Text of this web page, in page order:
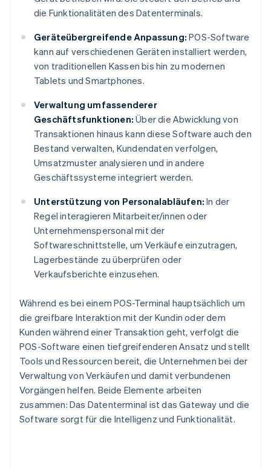
die Funktionalitäten des Datenterminals.
Geräteübergreifende Anpassung: POS-Software
kann auf verschiedenen Geräten installiert werden,
von traditionellen Kassen bis hin zu modernen
Tablets und Smartphones.
Verwaltung umfassenderer
Geschäftsfunktionen: Über die Abwicklung von
Transaktionen hinaus kann diese Software auch den
Bestand verwalten, Kundendaten verfolgen,
Umsatzmuster analysieren und in andere
Geschäftssysteme integriert werden.
Unterstützung von Personalabläufen: In der
Regel interagieren Mitarbeiter/innen oder
Unternehmenspersonal mit der
Softwareschnittstelle, um Verkäufe einzutragen,
Lagerbestände zu überprüfen oder
Verkaufsberichte einzusehen.
Während es bei einem POS-Terminal hauptsächlich um
die greifbare Interaktion mit der Kundin oder dem
Kunden während einer Transaktion geht, verfolgt die
POS-Software einen tiefgreifenderen Ansatz und stellt
Tools und Ressourcen bereit, die Unternehmen bei der
Verwaltung von Verkäufen und damit verbundenen
Vorgängen helfen. Beide Elemente arbeiten
zusammen: Das Datenterminal ist das Gateway und die
Software sorgt für die Intelligenz und Funktionalität.